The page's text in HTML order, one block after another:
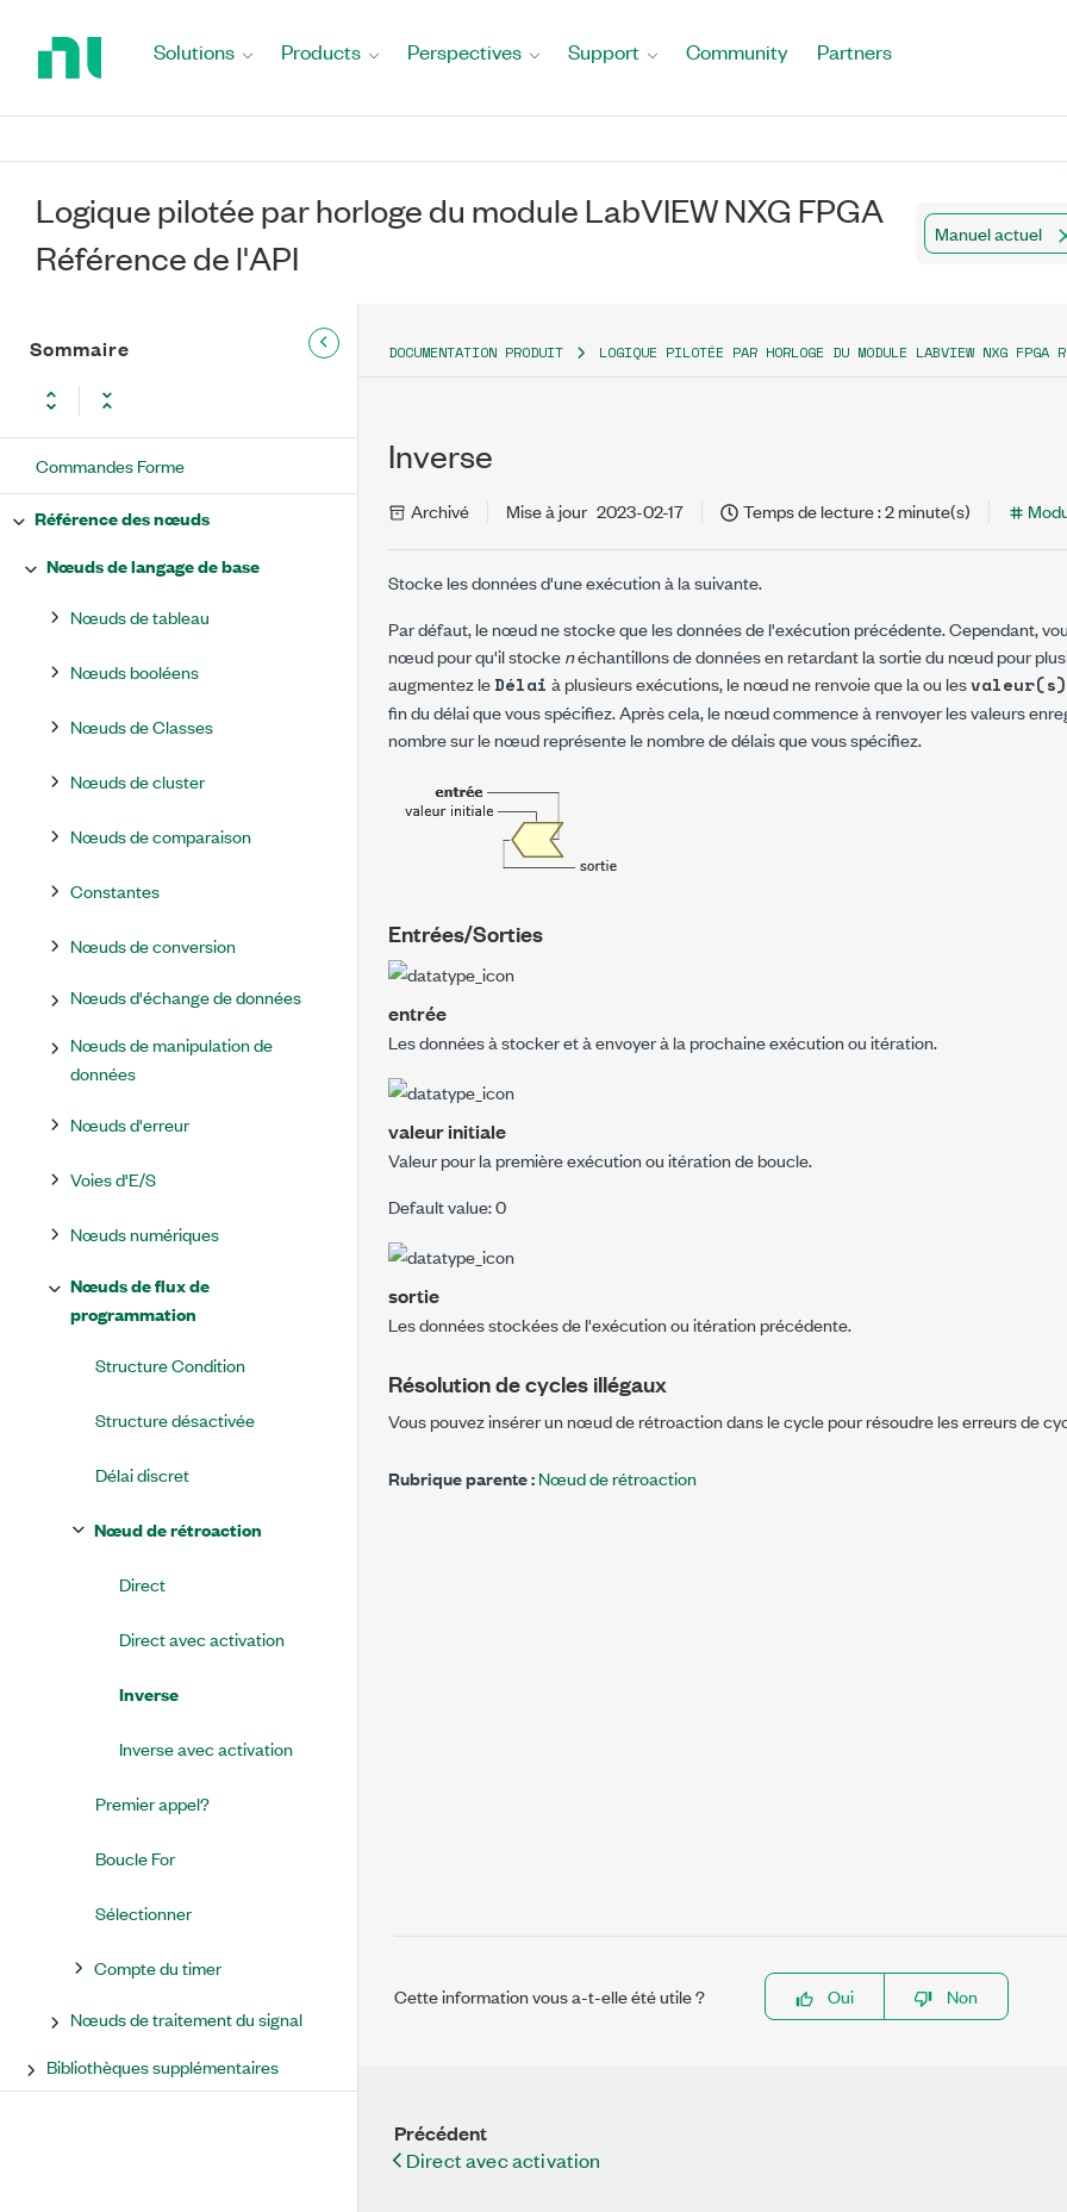
Solutions Products Perspectives Support Community Partners
Logique pilotée par horloge du module LabVIEW NXG FPGA
Référence de l'API
Manuel actuel
Sommaire
Commandes Forme
Référence des nœuds
Nœuds de langage de base
Nœuds de tableau
Nœuds booléens
Nœuds de Classes
Nœuds de cluster
Nœuds de comparaison
Constantes
Nœuds de conversion
Nœuds d'échange de données
Nœuds de manipulation de
données
Nœuds d'erreur
Voies d'E/S
Nœuds numériques
Nœuds de flux de
programmation
Structure Condition
Structure désactivée
Délai discret
Nœud de rétroaction
Direct
Direct avec activation
Inverse
Inverse avec activation
Premier appel?
Boucle For
Sélectionner
Compte du timer
Nœuds de traitement du signal
Bibliothèques supplémentaires
DOCUMENTATION PRODUIT LOGIQUE PILOTÉE PAR HORLOGE DU MODULE LABVIEW NXG FPGA
Inverse
Archivé Mise à jour 2023-02-17 Temps de lecture : 2 minute(s)
Stocke les données d'une exécution à la suivante.
Par défaut, le nœud ne stocke que les données de l'exécution précédente. Cependant,
nœud pour qu'il stockenéchantillons de données en retardant la sortie du nœud pour
augmentez leDélai à plusieurs exécutions, le nœud ne renvoie que la ou les
fin du délai que vous spécifiez. Après cela, le nœud commence à renvoyer les valeurs
nombre sur le nœud représente le nombre de délais que vous spécifiez.
Entrées/Sorties
entrée
Les données à stocker et à envoyer à la prochaine exécution ou itération.
valeur initiale
Valeur pour la première exécution ou itération de boucle.
Default value: 0
sortie
Les données stockées de l'exécution ou itération précédente.
Résolution de cycles illégaux
Vous pouvez insérer unnœud de rétroactiondans le cycle pour résoudre les erreurs de
Rubrique parente :Nœud de rétroaction
Cette information vous a-t-elle été utile ? Oui Non
Précédent
Direct avec activation